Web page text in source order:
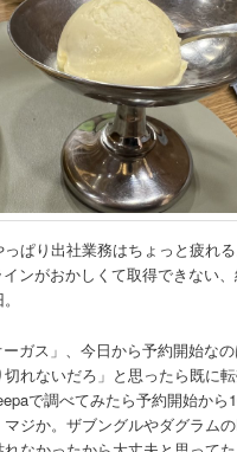
ぱり出社業務はちょっと疲れ
ンがおかしくて取得できない、
ーガス」、今日から予約開始な
れないだろ」と思ったら既に
で調べてみたら予約開始から
ジか。ザブングルやダグラム